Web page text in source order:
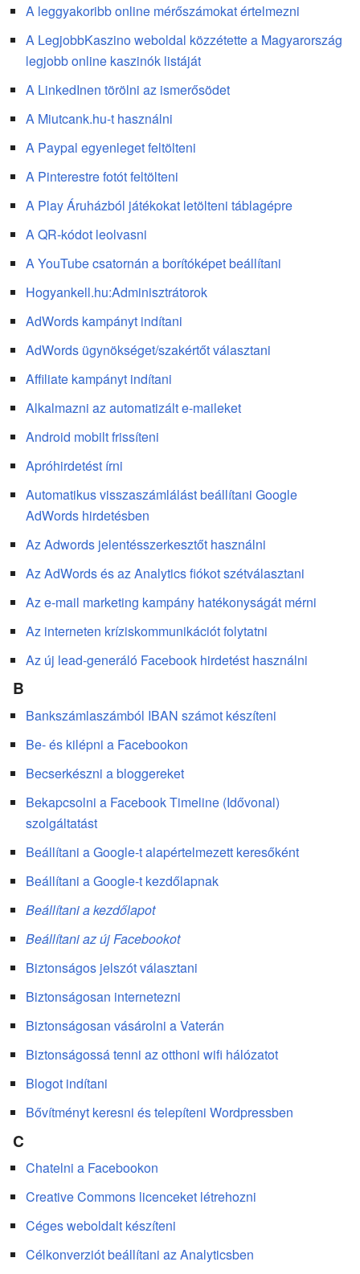
A leggyakoribb online mérőszámokat értelmezni
A LegjobbKaszino weboldal közzétette a Magyarország
legjobb online kaszinók listáját
A LinkedInen törölni az ismerősödet
A Miutcank.hu-t használni
A Paypal egyenleget feltölteni
A Pinterestre fotót feltölteni
A Play Áruházból játékokat letölteni táblagépre
A QR-kódot leolvasni
A YouTube csatornán a borítóképet beállítani
Hogyankell.hu:Adminisztrátorok
AdWords kampányt indítani
AdWords ügynökséget/szakértőt választani
Affiliate kampányt indítani
Alkalmazni az automatizált e-maileket
Android mobilt frissíteni
Apróhirdetést írni
Automatikus visszaszámlálást beállítani Google
AdWords hirdetésben
Az Adwords jelentésszerkesztőt használni
Az AdWords és az Analytics fiókot szétválasztani
Az e-mail marketing kampány hatékonyságát mérni
Az interneten kríziskommunikációt folytatni
Az új lead-generáló Facebook hirdetést használni
B
Bankszámlaszámból IBAN számot készíteni
Be- és kilépni a Facebookon
Becserkészni a bloggereket
Bekapcsolni a Facebook Timeline (Idővonal)
szolgáltatást
Beállítani a Google-t alapértelmezett keresőként
Beállítani a Google-t kezdőlapnak
Beállítani a kezdőlapot
Beállítani az új Facebookot
Biztonságos jelszót választani
Biztonságosan internetezni
Biztonságosan vásárolni a Vaterán
Biztonságossá tenni az otthoni wifi hálózatot
Blogot indítani
Bővítményt keresni és telepíteni Wordpressben
C
Chatelni a Facebookon
Creative Commons licenceket létrehozni
Céges weboldalt készíteni
Célkonverziót beállítani az Analyticsben